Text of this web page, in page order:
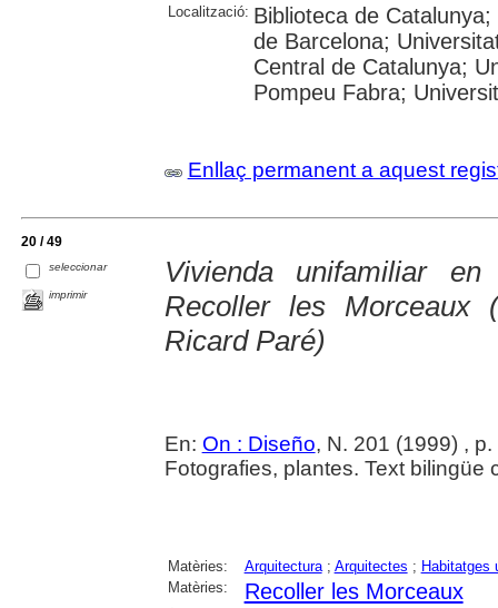
Localització: Biblioteca de
de Barcelona;
Central de Catalunya;
Pompeu Fabra;
Enllaç permanent a aquest
20 / 49
seleccionar
imprimir
Vivienda unifamiliar
Recoller les
Ricard Paré)
En: On : Diseño, N. 201 (1999) ,
Fotografies, plantes. Text bilingüe
Matèries: Arquitectura; Arquitectes ; Habitatges
Matèries:
Recoller les Morceaux